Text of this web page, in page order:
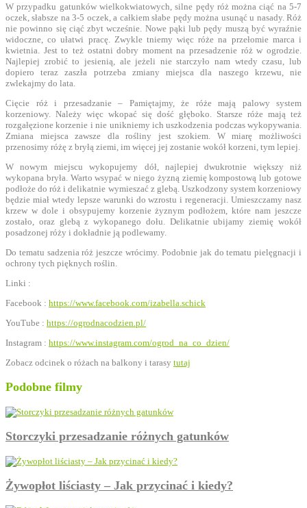
W przypadku gatunków wielkokwiatowych, silne pędy róż można ciąć na 5-7
oczek, słabsze na 3-5 oczek, a całkiem słabe pędy można usunąć u nasady. Róż
nie powinno się ciąć zbyt wcześnie. Nowe pąki lub pędy muszą być wyraźnie
widoczne, co ułatwi pracę. Zwykle tniemy więc róże na przełomie marca i
kwietnia. Jest to też ostatni dobry moment na przesadzenie róż w ogrodzie.
Najlepiej zrobić to jesienią, ale jeżeli nie starczyło nam wtedy czasu, lub
dopiero teraz zaszła potrzeba zmiany miejsca dla naszego krzewu, nie
zwlekajmy do lata.
Cięcie róż i przesadzanie – Pamiętajmy, że róże mają palowy system
korzeniowy. Należy więc wkopać się dość głęboko. Starsze róże mają też
rozgałęzione korzenie i nie unikniemy ich uszkodzenia podczas wykopywania.
Zmiana miejsca zawsze dla rośliny jest szokiem. W miarę możliwości
przenosimy różę z bryłą ziemi, im więcej jej zostanie wokół korzeni, tym lepiej.
W nowym miejscu wykopujemy dół, najlepiej dwukrotnie większy niż
wykopana bryła. Warto wsypać w niego żyzną ziemię kompostową lub gotowe
podłoże do róż i delikatnie wymieszać z glebą. Uszkodzony system korzeniowy
będzie miał wtedy lepsze warunki do wzrostu i regeneracji. Umieszczamy nasz
krzew w dole i obsypujemy korzenie żyznym podłożem, które nam jeszcze
zostało, oraz glebą z wykopanego dołu. Delikatnie ubijamy ziemię wokół
posadzonej róży i dokładnie ją podlewamy.
Do tematu sadzenia róż jeszcze wrócimy. Podobnie jak do tematu pielęgnacji i
ochrony tych pięknych roślin.
Linki :
Facebook : https://www.facebook.com/izabella.schick
YouTube : https://ogrodnacodzien.pl/
Instagram : https://www.instagram.com/ogrod_na_co_dzien/
Zobacz odcinek o różach na balkony i tarasy tutaj
Podobne filmy
Storczyki przesadzanie różnych gatunków
Żywopłot liściasty – Jak przycinać i kiedy?